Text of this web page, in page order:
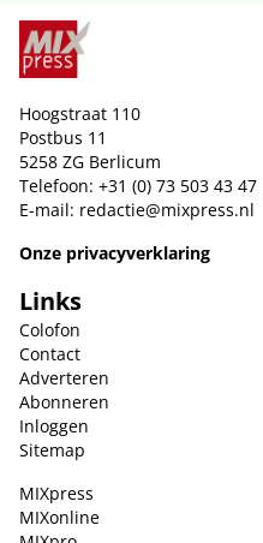
Hoogstraat 110
Postbus 11
5258 ZG Berlicum
Telefoon: +31 (0) 73 503 43 47
E-mail: redactie@mixpress.nl
Onze privacyverklaring
Links
Colofon
Contact
Adverteren
Abonneren
Inloggen
Sitemap
MIXpress
MIXonline